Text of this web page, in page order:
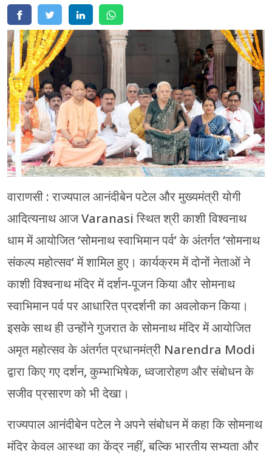
वाराणसी : राज्यपाल आनंदीबेन पटेल और मुख्यमंत्री योगी
आदित्यनाथ आजVaranasiस्थित श्री काशी विश्वनाथ
धाम में आयोजित ‘सोमनाथ स्वाभिमान पर्व’ के अंतर्गत ‘सोमनाथ
संकल्प महोत्सव’ में शामिल हुए। कार्यक्रम में दोनों नेताओं ने
काशी विश्वनाथ मंदिर में दर्शन-पूजन किया और सोमनाथ
स्वाभिमान पर्व पर आधारित प्रदर्शनी का अवलोकन किया।
इसके साथ ही उन्होंने गुजरात के सोमनाथ मंदिर में आयोजित
अमृत महोत्सव के अंतर्गत प्रधानमंत्री Narendra Modi
द्वारा किए गए दर्शन, कुम्भाभिषेक, ध्वजारोहण और संबोधन के
सजीव प्रसारण को भी देखा।
राज्यपाल आनंदीबेन पटेल ने अपने संबोधन में कहा कि सोमनाथ
मंदिर केवल आस्था का केंद्र नहीं, बल्कि भारतीय सभ्यता और
अलीगढ़
मथुरा
मेरठ
मुरादाबाद
गोरखपुर
प्रयागराज
रामपुर